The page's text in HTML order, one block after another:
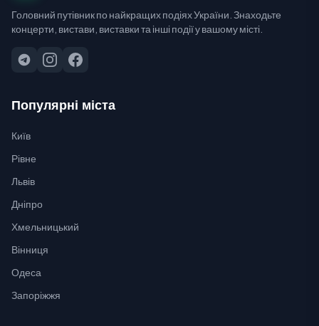
Головний путівник по найкращих подіях України. Знаходьте
концерти, вистави, виставки та інші події у вашому місті.
Популярні міста
Київ
Рівне
Львів
Дніпро
Хмельницький
Вінниця
Одеса
Запоріжжя